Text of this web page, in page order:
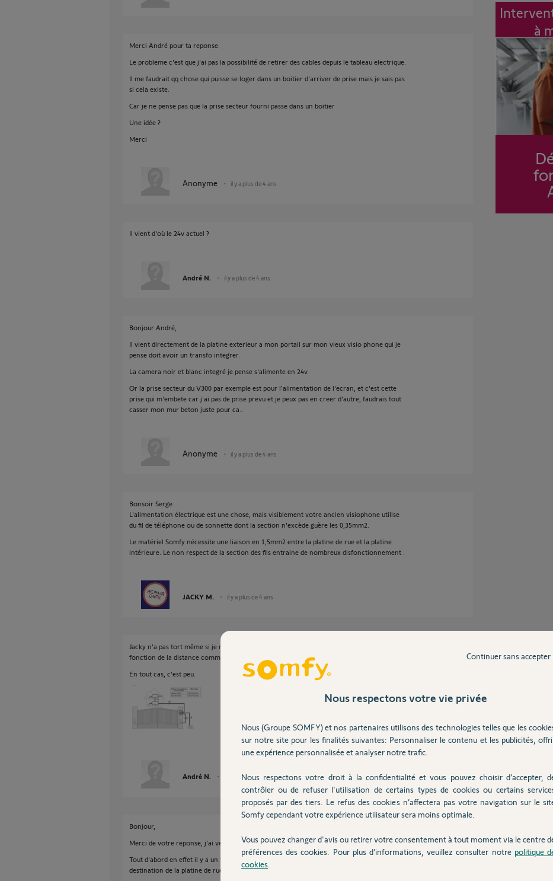
Merci André pour ta reponse.
Le probleme c'est que j'ai pas la possibilité de retirer des cables depuis le tableau electrique.
Il me faudrait qq chose qui puisse se loger dans un boitier d'arriver de prise mais je sais pas
si cela existe.
Car je ne pense pas que la prise secteur fourni passe dans un boitier
Une idée ?
Merci
Anonyme il y a plus de 4 ans
Il vient d'où le 24v actuel ?
André N. il y a plus de 4 ans
Bonjour André,
Il vient directement de la platine exterieur a mon portail sur mon vieux visio phone qui je
pense doit avoir un transfo integrer.
La camera noir et blanc integré je pense s'alimente en 24v.
Or la prise secteur du V300 par exemple est pour l'alimentation de l'ecran, et c'est cette
prise qui m'embete car j'ai pas de prise prevu et je peux pas en creer d'autre, faudrais tout
casser mon mur beton juste pour ca..
Anonyme il y a plus de 4 ans
Bonsoir Serge
L'alimentation électrique est une chose, mais visiblement votre ancien visiophone utilise
du fil de téléphone ou de sonnette dont la section n'excède guère les 0,35mm2.
Le matériel Somfy nécessite une liaison en 1,5mm2 entre la platine de rue et la platine
intérieure. Le non respect de la section des fils entraine de nombreux disfonctionnement .
JACKY M. il y a plus de 4 ans
Jacky n'a pas tort même si je mitigerai un peu ta réponse si tu ne m'en veux pas en
fonction de la distance comme l'exemple du v500.
En tout cas, c'est peu.
André N. il y a plus de 4 ans
Bonjour,
Merci de votre reponse, j'ai verifier ce week end l'arriver du cablage de l'interphone.
Tout d'abord en effet il y a un transformateur sur le tableau electrique qui sort du 27V a
destination de la platine de rue ainsi qu'a l'interieur de ma maison.
à
Nous respectons votre vie privée
Nous (Groupe SOMFY) et nos partenaires utilisons des technologies telles que les
sur notre site pour les finalités suivantes: Personnaliser le contenu et les publicités,
une expérience personnalisée et analyser notre trafic.
Nous respectons votre droit à la confidentialité et vous pouvez choisir d’accepter,
contrôler ou de refuser l'utilisation de certains types de cookies ou certains
proposés par des tiers. Le refus des cookies n’affectera pas votre navigation sur le
Somfy cependant votre expérience utilisateur sera moins optimale.
Vous pouvez changer d'avis ou retirer votre consentement à tout moment via le centre
préférences des cookies. Pour plus d’informations, veuillez consulter notre politique
cookies
Continuer sans accepter